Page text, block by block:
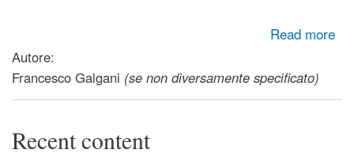
Read more
Autore:
Francesco Galgani (se non diversamente specificato)
Recent content